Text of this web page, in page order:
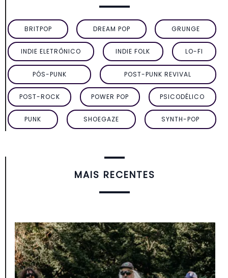
BRITPOP DREAM POP GRUNGE
INDIE ELETRÔNICO INDIE FOLK LO-FI
PÓS-PUNK POST-PUNK REVIVAL
POST-ROCK POWER POP PSICODÉLICO
PUNK SHOEGAZE SYNTH-POP
MAIS RECENTES